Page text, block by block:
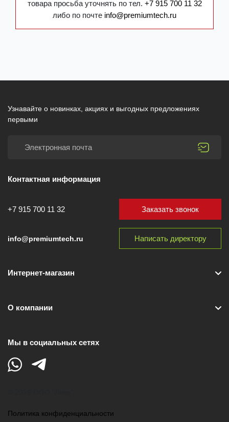
товара просьба уточнять по тел. +7 915 700 11 32
либо по почте info@premiumtech.ru
Узнавайте о новинках, акциях и выгодных предложениях
первыми
Контактная информация
+7 915 700 11 32
info@premiumtech.ru
Заказать звонок
Написать директору
Интернет-магазин
О компании
Мы в социальных сетях
Политика конфиденциальности